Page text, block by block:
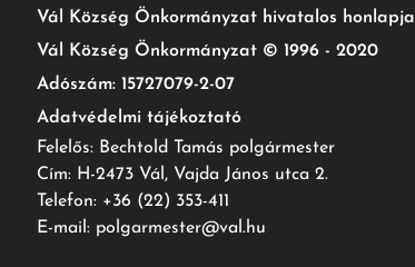
Vál Község Önkormányzat hivatalos honlapja
Vál Község Önkormányzat © 1996 - 2020
Adószám: 15727079-2-07
Adatvédelmi tájékoztató
Felelős: Bechtold Tamás polgármester
Cím: H-2473 Vál, Vajda János utca 2.
Telefon: +36 (22) 353-411
E-mail: polgarmester@val.hu